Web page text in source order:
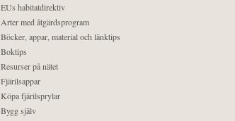
EUs habitatdirektiv
Arter med åtgärdsprogram
Böcker, appar, material och länktips
Boktips
Resurser på nätet
Fjärilsappar
Köpa fjärilsprylar
Bygg själv